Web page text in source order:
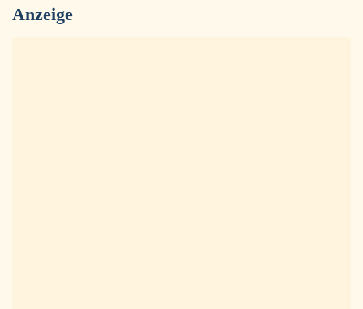
Anzeige